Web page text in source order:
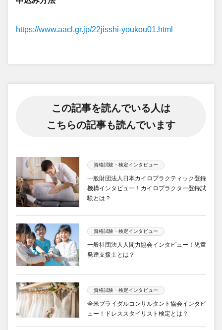
https://www.aacl.gr.jp/22jisshi-youkou01.html
この記事を読んでいる人は
こちらの記事も読んでいます
資格試験・検定インタビュー
一般財団法人日本カイロプラクティック登録
機構インタビュー！カイロプラクター登録試
験とは？
資格試験・検定インタビュー
一般社団法人人間力協会インタビュー！児童
発達支援士とは？
資格試験・検定インタビュー
全米ブライダルコンサルタント協会インタビ
ュー！ドレススタイリスト検定とは？